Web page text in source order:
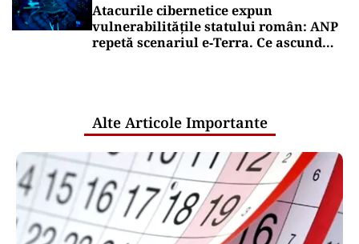
Atacurile cibernetice expun
vulnerabilitățile statului român: ANP
repetă scenariul e‑Terra. Ce ascund
Alte Articole Importante